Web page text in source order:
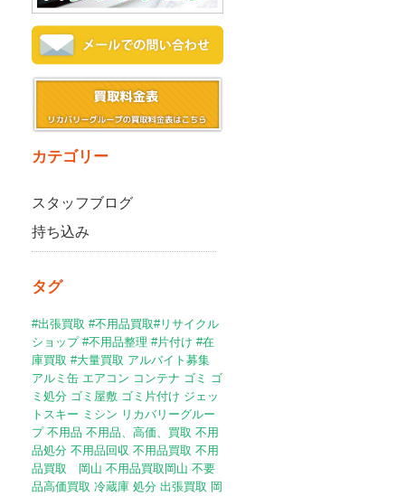
カテゴリー
スタッフブログ
持ち込み
タグ
#出張買取 #不用品買取#リサイクル
ショップ #不用品整理 #片付け #在
庫買取 #大量買取 アルバイト募集
アルミ缶 エアコン コンテナ ゴミ ゴ
ミ処分 ゴミ屋敷 ゴミ片付け ジェッ
トスキー ミシン リカバリーグルー
プ 不用品 不用品、高価、買取 不用
品処分 不用品回収 不用品買取 不用
品買取 岡山 不用品買取岡山 不要
品高価買取 冷蔵庫 処分 出張買取 岡